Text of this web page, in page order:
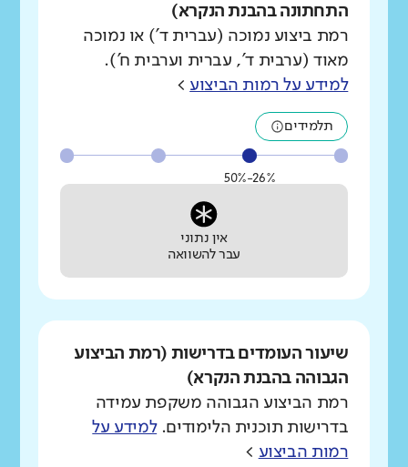
התחתונה בהבנת הנקרא)
רמת ביצוע נמוכה (עברית ד') או נמוכה
מאוד (ערבית ד', עברית וערבית ח').
למידע על רמות הביצוע >
תלמידים
26%-50%
אין נתוני
עבר להשוואה
שיעור העומדים בדרישות (רמת הביצוע
הגבוהה בהבנת הנקרא)
רמת הביצוע הגבוהה משקפת עמידה
בדרישות תוכנית הלימודים.למידע על
רמות הביצוע >